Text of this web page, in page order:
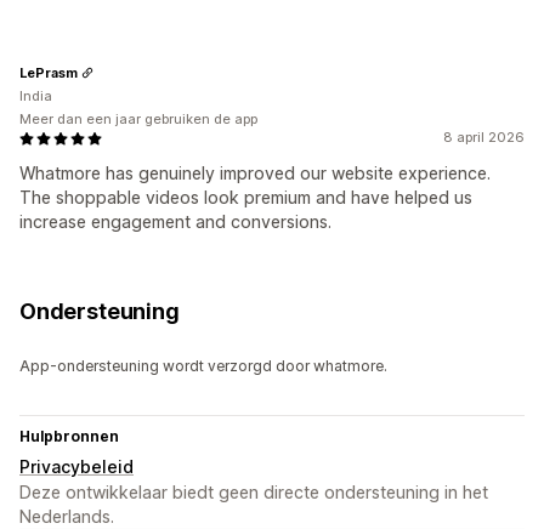
8 april 2026
Whatmore has genuinely improved our website experience.
The shoppable videos look premium and have helped us
increase engagement and conversions.
LePrasm
India
Meer dan een jaar gebruiken de app
Ondersteuning
App-ondersteuning wordt verzorgd door whatmore.
Hulpbronnen
Privacybeleid
Deze ontwikkelaar biedt geen directe ondersteuning in het
Nederlands.